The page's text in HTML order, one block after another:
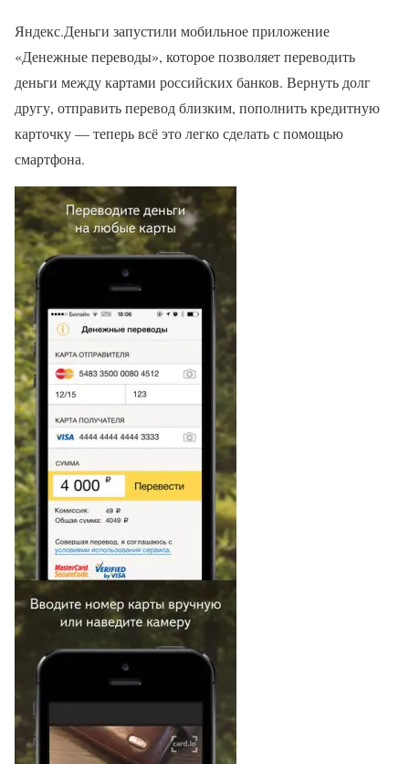
Яндекс.Деньги запустили мобильное приложение
«Денежные переводы», которое позволяет переводить
деньги между картами российских банков. Вернуть долг
другу, отправить перевод близким, пополнить кредитную
карточку — теперь всё это легко сделать с помощью
смартфона.